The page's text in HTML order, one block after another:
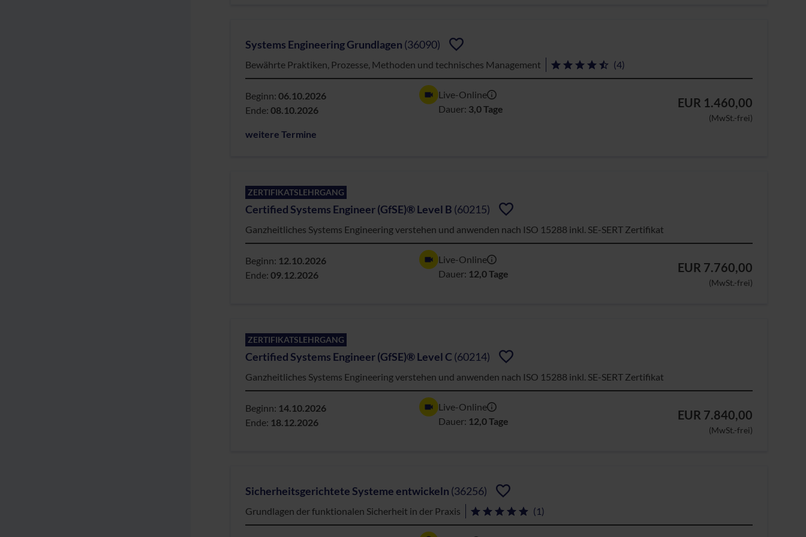
Systems Engineering Grundlagen (36090)
Bewährte Praktiken, Prozesse, Methoden und technisches Management (4)
Beginn: 06.10.2026
Ende: 08.10.2026
weitere Termine
Live-Online
Dauer: 3,0 Tage EUR 1.460,00
(MwSt.-frei)
ZERTIFIKATSLEHRGANG
Certified Systems Engineer (GfSE)® Level B (60215)
Ganzheitliches Systems Engineering verstehen und anwenden nach ISO 15288 inkl. SE-SERT Zertifikat
Beginn: 12.10.2026
Ende: 09.12.2026
Live-Online
Dauer: 12,0 Tage EUR 7.760,00
(MwSt.-frei)
ZERTIFIKATSLEHRGANG
Certified Systems Engineer (GfSE)® Level C (60214)
Ganzheitliches Systems Engineering verstehen und anwenden nach ISO 15288 inkl. SE-SERT Zertifikat
Beginn: 14.10.2026
Ende: 18.12.2026
Live-Online
Dauer: 12,0 Tage EUR 7.840,00
(MwSt.-frei)
Sicherheitsgerichtete Systeme entwickeln (36256)
Grundlagen der funktionalen Sicherheit in der Praxis (1)